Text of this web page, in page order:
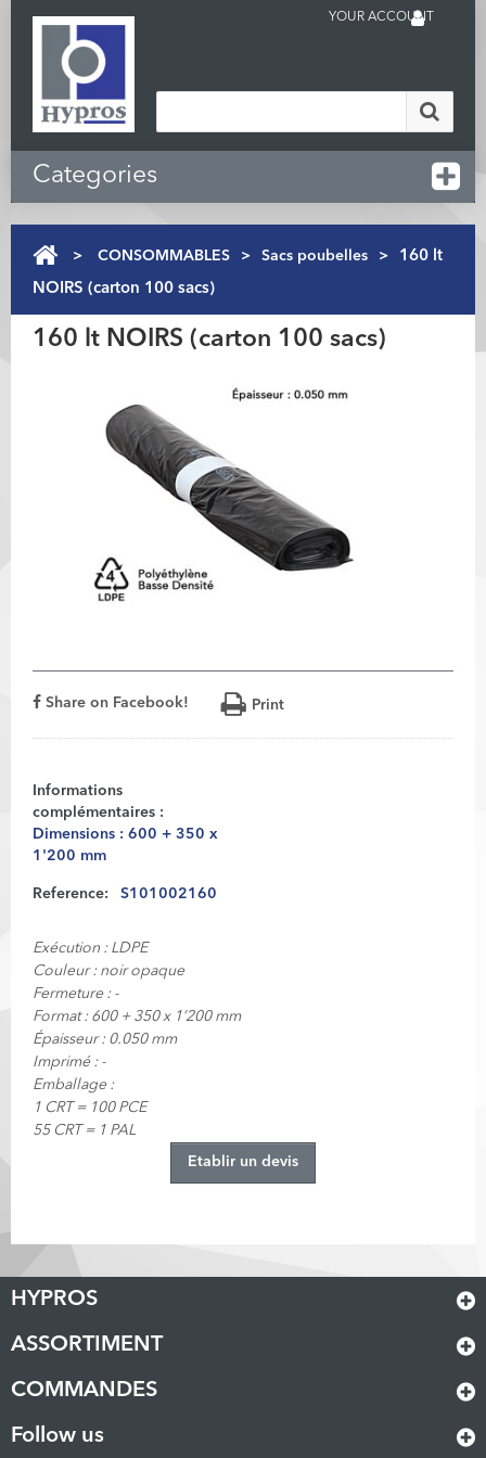
YOUR ACCOUNT
Categories
> CONSOMMABLES > Sacs poubelles >
160 lt
NOIRS (carton 100 sacs)
160 lt NOIRS (carton 100 sacs)
Share on Facebook! Print
Informations
complémentaires :
Dimensions : 600 + 350 x
1'200 mm
Reference: S101002160
Exécution : LDPE
Couleur : noir opaque
Fermeture : -
Format : 600 + 350 x 1’200 mm
Épaisseur : 0.050 mm
Imprimé : -
Emballage :
1 CRT = 100 PCE
55 CRT = 1 PAL
Etablir un devis
HYPROS
ASSORTIMENT
COMMANDES
Follow us